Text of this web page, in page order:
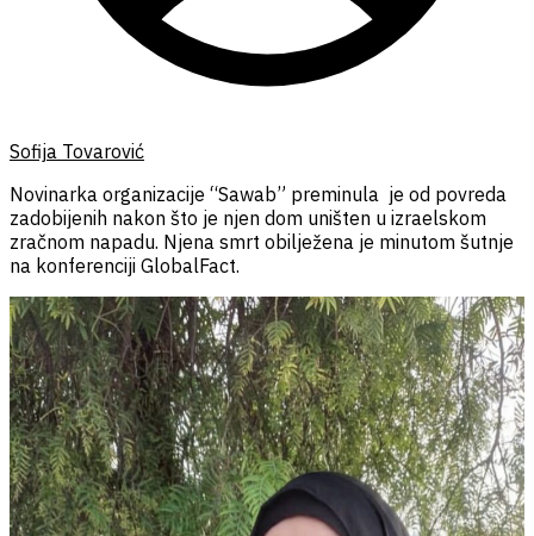
Sofija Tovarović
Novinarka organizacije “Sawab” preminula je od povreda
zadobijenih nakon što je njen dom uništen u izraelskom
zračnom napadu. Njena smrt obilježena je minutom šutnje
na konferenciji GlobalFact.